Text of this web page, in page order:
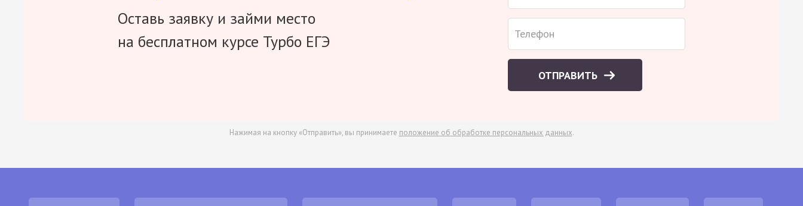
Оставь заявку и займи место
на бесплатном курсе Турбо ЕГЭ
ОТПРАВИТЬ
Нажимая на кнопку «Отправить», вы принимаете положение об обработке персональных данных.